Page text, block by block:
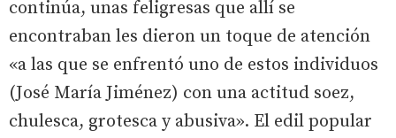
continúa, unas feligresas que allí se
encontraban les dieron un toque de atención
«a las que se enfrentó uno de estos individuos
(José María Jiménez) con una actitud soez,
chulesca, grotesca y abusiva». El edil popular